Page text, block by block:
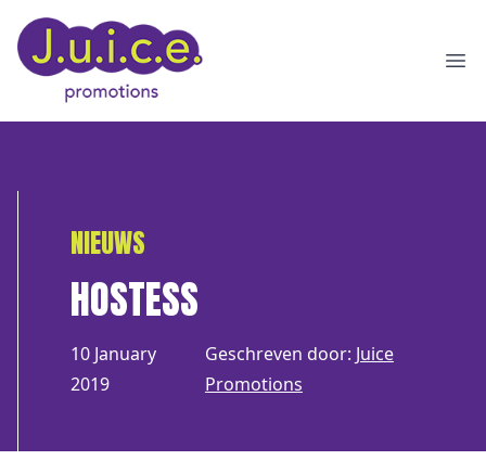
NIEUWS
HOSTESS
10 January
2019
Geschreven door: Juice
Promotions